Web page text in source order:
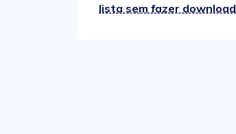
lista sem fazer download